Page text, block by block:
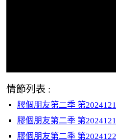
情節列表 :
膠個朋友第二季 第
膠個朋友第二季 第
膠個朋友第二季 第